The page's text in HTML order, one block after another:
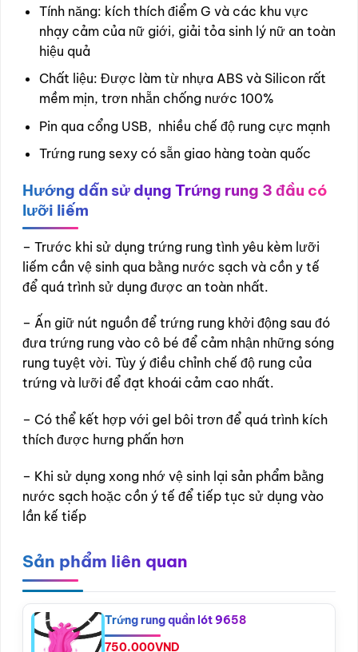
Tính năng: kích thích điểm G và các khu vực
nhạy cảm của nữ giới, giải tỏa sinh lý nữ an toàn
hiệu quả
Chất liệu: Được làm từ nhựa ABS và Silicon rất
mềm mịn, trơn nhẵn chống nước 100%
Pin qua cổng USB, nhiều chế độ rung cực mạnh
Trứng rung sexy có sẵn giao hàng toàn quốc
Hướng dẫn sử dụng Trứng rung 3 đầu có
lưỡi liếm
– Trước khi sử dụng trứng rung tình yêu kèm lưỡi
liếm cần vệ sinh qua bằng nước sạch và cồn y tế
để quá trình sử dụng được an toàn nhất.
– Ấn giữ nút nguồn để trứng rung khởi động sau đó
đưa trứng rung vào cô bé để cảm nhận những sóng
rung tuyệt vời. Tùy ý điều chỉnh chế độ rung của
trứng và lưỡi để đạt khoái cảm cao nhất.
– Có thể kết hợp với gel bôi trơn để quá trình kích
thích được hưng phấn hơn
– Khi sử dụng xong nhớ vệ sinh lại sản phẩm bằng
nước sạch hoặc cồn ý tế để tiếp tục sử dụng vào
lần kế tiếp
Sản phẩm liên quan
Trứng rung quần lót 9658
750.000VND